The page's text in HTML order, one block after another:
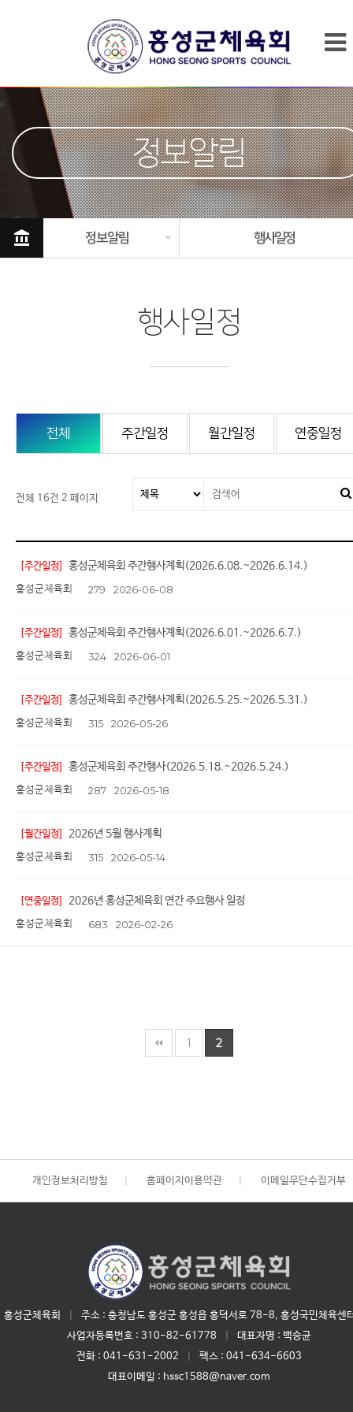
정보알림
account_balance 정보알림 행사일정
행사일정
전체 주간일정 월간일정 연중일정
전체 16건 2 페이지
[주간일정] 홍성군체육회 주간행사계획(2026.6.08.~2026.6.14.)
홍성군체육회 279 2026-06-08
[주간일정] 홍성군체육회 주간행사계획(2026.6.01.~2026.6.7.)
홍성군체육회 324 2026-06-01
[주간일정] 홍성군체육회 주간행사계획(2026.5.25.~2026.5.31.)
홍성군체육회 315 2026-05-26
[주간일정] 홍성군체육회 주간행사(2026.5.18.~2026.5.24.)
홍성군체육회 287 2026-05-18
[월간일정] 2026년 5월 행사계획
홍성군체육회 315 2026-05-14
[연중일정] 2026년 홍성군체육회 연간 주요행사 일정
홍성군체육회 683 2026-02-26
1 2
개인정보처리방침 홈페이지이용약관 이메일무단수집거부
홍성군체육회
주소 : 충청남도 홍성군 홍성읍 홍덕서로 78-8, 홍성국민체육센
사업자등록번호 : 310-82-61778 대표자명 : 백승균
전화 : 041-631-2002
팩스 : 041-634-6603
대표이메일 : hssc1588@naver.com